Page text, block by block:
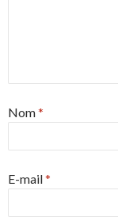
Nom*
E-mail*